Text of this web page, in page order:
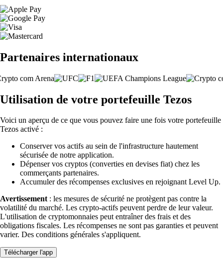
Partenaires internationaux
Utilisation de votre portefeuille Tezos
Voici un aperçu de ce que vous pouvez faire une fois votre portefeuille
Tezos activé :
Conserver vos actifs au sein de l'infrastructure hautement
sécurisée de notre application.
Dépenser vos cryptos (converties en devises fiat) chez les
commerçants partenaires.
Accumuler des récompenses exclusives en rejoignant Level Up.
Avertissement : les mesures de sécurité ne protègent pas contre la
volatilité du marché. Les crypto-actifs peuvent perdre de leur valeur.
L'utilisation de cryptomonnaies peut entraîner des frais et des
obligations fiscales. Les récompenses ne sont pas garanties et peuvent
varier. Des conditions générales s'appliquent.
Télécharger l'app